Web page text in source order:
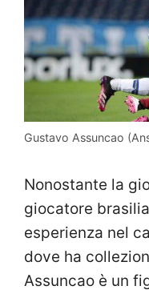
Gustavo Assuncao
Nonostante la
giocatore
esperienza nel
dove ha
Assuncao è un